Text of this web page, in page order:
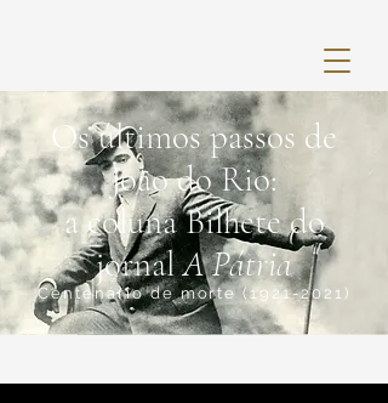
Os últimos passos de
João do Rio:
a coluna Bilhete do
jornalA Pátria
Centenário de morte(1921-2021)